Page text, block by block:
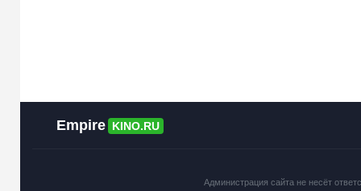
Empire KINO.RU
Администрация сайта не несёт